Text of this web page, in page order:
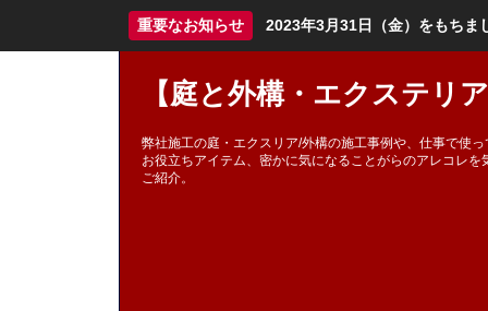
重要なお知らせ 2023年3月31日（金）をもちま
【庭と外構・エクステリ
弊社施工の庭・エクスリア/外構の施工事例や、仕事で使っ
お役立ちアイテム、密かに気になることがらのアレコレを
ご紹介。